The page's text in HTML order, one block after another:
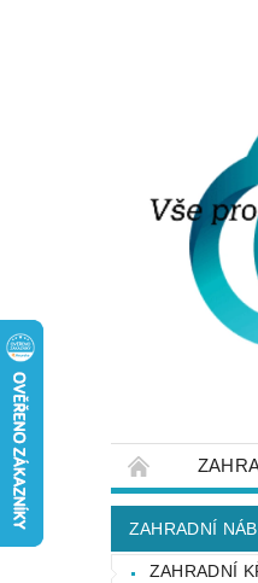
STRUČNĚ O
OCHRANA
ZAHRADNÍ
ZAHRADNÍ